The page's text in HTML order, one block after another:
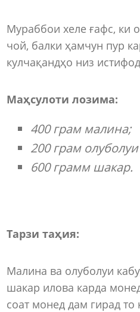
Мураббои хеле ғафс, ки
чой, балки ҳамчун пур
кулчақандҳо низ
Маҳсулоти лозима:
400 грам малина;
200 грам
600 грамм шакар.
Тарзи таҳия:
Малина ва олуболуи
шакар илова карда
соат монед дам гирад